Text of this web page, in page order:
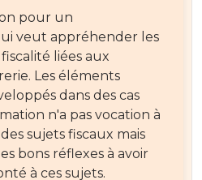
pour un
veut appréhender les
liées aux
Les éléments
dans des cas
n'a pas vocation à
sujets fiscaux mais
bons réflexes à avoir
à ces sujets.